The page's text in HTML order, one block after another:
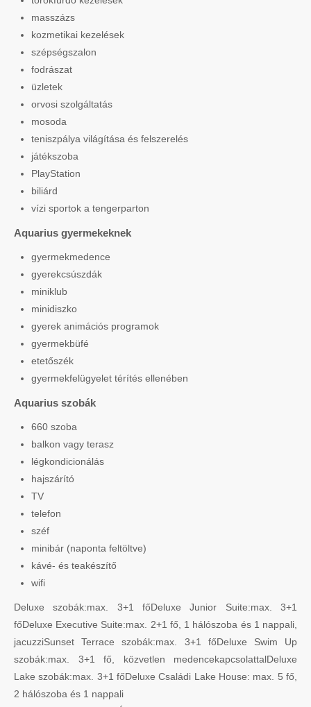
masszázs
kozmetikai kezelések
szépségszalon
fodrászat
üzletek
orvosi szolgáltatás
mosoda
teniszpálya világítása és felszerelés
játékszoba
PlayStation
biliárd
vízi sportok a tengerparton
Aquarius gyermekeknek
gyermekmedence
gyerekcsúszdák
miniklub
minidiszko
gyerek animációs programok
gyermekbüfé
etetőszék
gyermekfelügyelet térítés ellenében
Aquarius szobák
660 szoba
balkon vagy terasz
légkondicionálás
hajszárító
TV
telefon
széf
minibár (naponta feltöltve)
kávé- és teakészítő
wifi
Deluxe szobák:max. 3+1 főDeluxe Junior Suite:max. 3+1
főDeluxe Executive Suite:max. 2+1 fő, 1 hálószoba és 1 nappali,
jacuzziSunset Terrace szobák:max. 3+1 főDeluxe Swim Up
szobák:max. 3+1 fő, közvetlen medencekapcsolattalDeluxe
Lake szobák:max. 3+1 főDeluxe Családi Lake House: max. 5 fő,
2 hálószoba és 1 nappali